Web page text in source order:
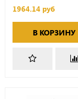
1964.14 руб
В КОРЗИНУ